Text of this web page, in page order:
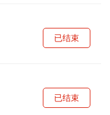
已结束
已结束